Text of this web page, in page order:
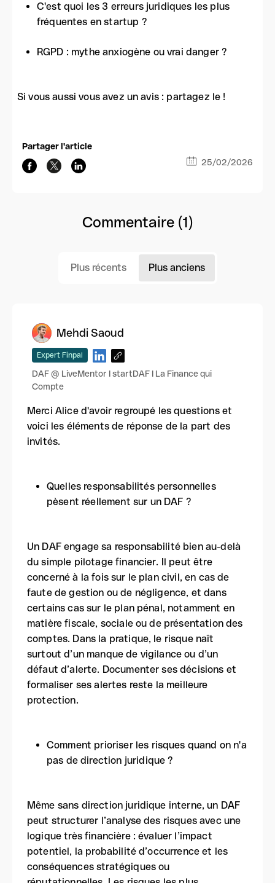
C'est quoi les 3 erreurs juridiques les plus
fréquentes en startup ?
RGPD : mythe anxiogène ou vrai danger ?
Si vous aussi vous avez un avis : partagez le !
Partager l'article
25/02/2026
Commentaire (1)
Plus récents Plus anciens
Mehdi Saoud
Expert Finpal
DAF @ LiveMentor I startDAF I La Finance qui
Compte
Merci Alice d'avoir regroupé les questions et
voici les éléments de réponse de la part des
invités.
Quelles responsabilités personnelles
pèsent réellement sur un DAF ?
Un DAF engage sa responsabilité bien au-delà
du simple pilotage financier. Il peut être
concerné à la fois sur le plan civil, en cas de
faute de gestion ou de négligence, et dans
certains cas sur le plan pénal, notamment en
matière fiscale, sociale ou de présentation des
comptes. Dans la pratique, le risque naît
surtout d’un manque de vigilance ou d’un
défaut d’alerte. Documenter ses décisions et
formaliser ses alertes reste la meilleure
protection.
Comment prioriser les risques quand on n'a
pas de direction juridique ?
Même sans direction juridique interne, un DAF
peut structurer l’analyse des risques avec une
logique très financière : évaluer l’impact
potentiel, la probabilité d’occurrence et les
conséquences stratégiques ou